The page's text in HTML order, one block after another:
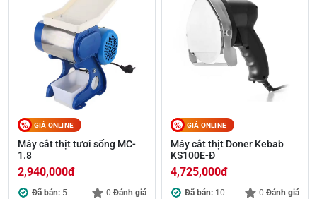
GIÁ ONLINE
Máy cắt thịt tươi sống MC-
1.8
2,940,000đ
Đã bán: 5 0 Đánh giá
GIÁ ONLINE
Máy cắt thịt Doner Kebab
KS100E-Đ
4,725,000đ
Đã bán: 10 0 Đánh giá